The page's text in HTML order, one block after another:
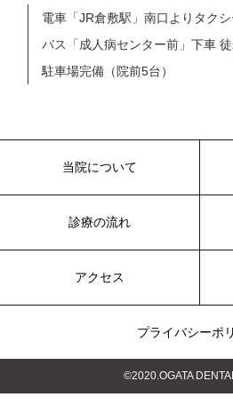
電⾞「JR倉敷駅」南⼝よりタク
バス「成⼈病センター前」下⾞
駐車場完備（院前5台）
当院について
診療の流れ
アクセス
プライバシーポ
©2020.OGATA